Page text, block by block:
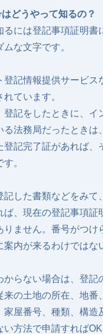
どうやって知るの？
には登記事項証明書
な文字です。
登記情報提供サービス
ています。
登記をしたときに、イ
る法務局だったときは
登記完了証があれば、
。
記した書類などをみて
ば、現在の登記事項証
りません。番号がつけ
案内が来るわけではな
からない場合は、登記
来の土地の所在、地番
家屋番号、種類、構造
方法で申請すればOK